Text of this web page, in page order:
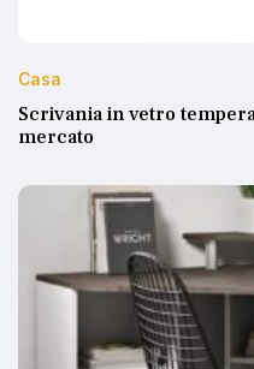
Casa
Scrivania in vetro
mercato